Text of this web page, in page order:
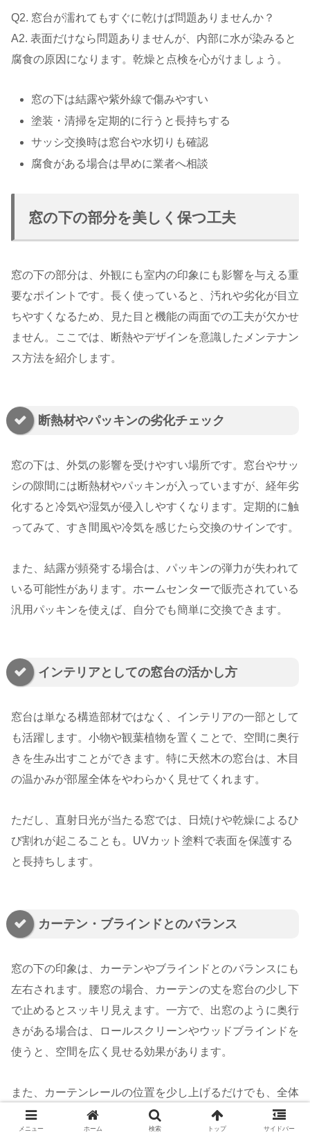
Q2. 窓台が濡れてもすぐに乾けば問題ありませんか？
A2. 表面だけなら問題ありませんが、内部に水が染みると
腐食の原因になります。乾燥と点検を心がけましょう。
窓の下は結露や紫外線で傷みやすい
塗装・清掃を定期的に行うと長持ちする
サッシ交換時は窓台や水切りも確認
腐食がある場合は早めに業者へ相談
窓の下の部分を美しく保つ工夫
窓の下の部分は、外観にも室内の印象にも影響を与える重
要なポイントです。長く使っていると、汚れや劣化が目立
ちやすくなるため、見た目と機能の両面での工夫が欠かせ
ません。ここでは、断熱やデザインを意識したメンテナン
ス方法を紹介します。
断熱材やパッキンの劣化チェック
窓の下は、外気の影響を受けやすい場所です。窓台やサッ
シの隙間には断熱材やパッキンが入っていますが、経年劣
化すると冷気や湿気が侵入しやすくなります。定期的に触
ってみて、すき間風や冷気を感じたら交換のサインです。
また、結露が頻発する場合は、パッキンの弾力が失われて
いる可能性があります。ホームセンターで販売されている
汎用パッキンを使えば、自分でも簡単に交換できます。
インテリアとしての窓台の活かし方
窓台は単なる構造部材ではなく、インテリアの一部として
も活躍します。小物や観葉植物を置くことで、空間に奥行
きを生み出すことができます。特に天然木の窓台は、木目
の温かみが部屋全体をやわらかく見せてくれます。
ただし、直射日光が当たる窓では、日焼けや乾燥によるひ
び割れが起こることも。UVカット塗料で表面を保護する
と長持ちします。
カーテン・ブラインドとのバランス
窓の下の印象は、カーテンやブラインドとのバランスにも
左右されます。腰窓の場合、カーテンの丈を窓台の少し下
で止めるとスッキリ見えます。一方で、出窓のように奥行
きがある場合は、ロールスクリーンやウッドブラインドを
使うと、空間を広く見せる効果があります。
また、カーテンレールの位置を少し上げるだけでも、全体
のバランスが整い、窓の下部分がきれいに映えます。
メニュー ホーム 検索 トップ サイドバー